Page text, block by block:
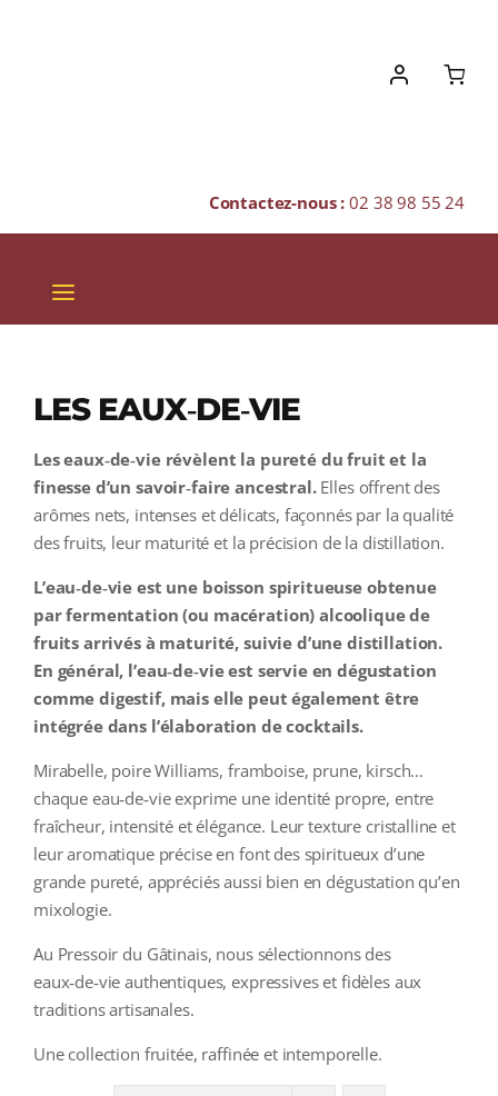
Contactez-nous :02 38 98 55 24
Toggle
Navigation
CHAMPAGNES & BULLES
COLLECTORS
CAFÉS
THÉS & INFUSIONS
ÉPICERIE FINE
IDEES CADEAUX
La cave
Qui sommes-nous ?
Contactez-nous !
LES EAUX‑DE‑VIE
Les eaux‑de‑vie révèlent la pureté du fruit et la
finesse d’un savoir‑faire ancestral.Elles offrent des
arômes nets, intenses et délicats, façonnés par la qualité
des fruits, leur maturité et la précision de la distillation.
L’eau‑de‑vie est une boisson spiritueuse obtenue
par fermentation (ou macération) alcoolique de
fruits arrivés à maturité, suivie d’une distillation.
En général, l’eau‑de‑vie est servie en dégustation
comme digestif, mais elle peut également être
intégrée dans l’élaboration de cocktails.
Mirabelle, poire Williams, framboise, prune, kirsch…
chaque eau‑de‑vie exprime une identité propre, entre
fraîcheur, intensité et élégance. Leur texture cristalline et
leur aromatique précise en font des spiritueux d’une
grande pureté, appréciés aussi bien en dégustation qu’en
mixologie.
Au Pressoir du Gâtinais, nous sélectionnons des
eaux‑de‑vie authentiques, expressives et fidèles aux
traditions artisanales.
Une collection fruitée, raffinée et intemporelle.